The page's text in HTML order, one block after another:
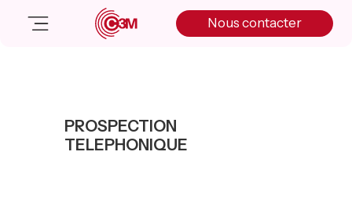
Nous contacter
Salle de presse
PROSPECTION
TELEPHONIQUE